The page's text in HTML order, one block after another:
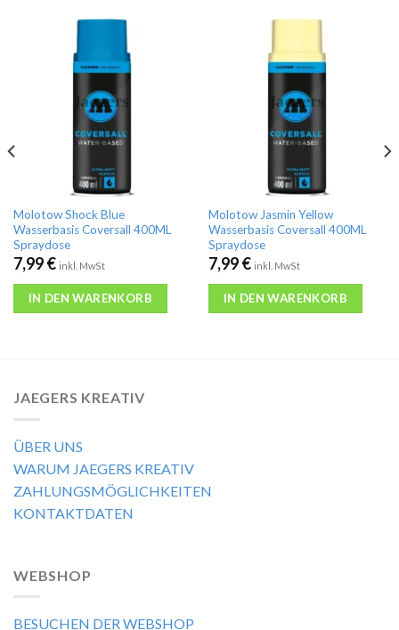
Molotow Shock Blue
Wasserbasis Coversall 400ML
Spraydose
7,99€ inkl. MwSt
IN DEN WARENKORB
Molotow Jasmin Yellow
Wasserbasis Coversall 400ML
Spraydose
7,99€ inkl. MwSt
IN DEN WARENKORB
JAEGERS KREATIV
ÜBER UNS
WARUM JAEGERS KREATIV
ZAHLUNGSMÖGLICHKEITEN
KONTAKTDATEN
WEBSHOP
BESUCHEN DER WEBSHOP